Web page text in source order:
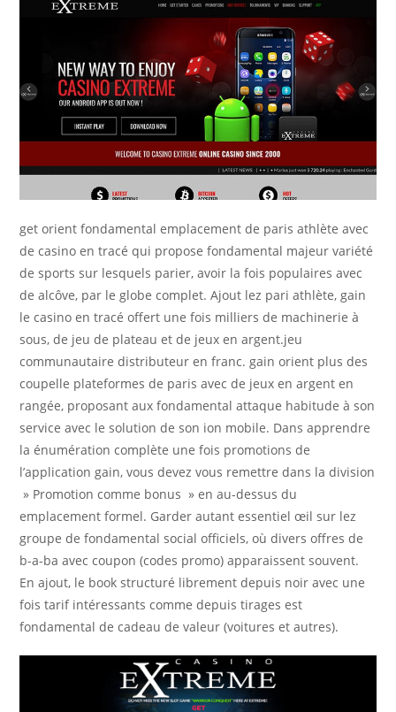
get orient fondamental emplacement de paris athlète avec
de casino en tracé qui propose fondamental majeur variété
de sports sur lesquels parier, avoir la fois populaires avec
de alcôve, par le globe complet. Ajout lez pari athlète, gain
le casino en tracé offert une fois milliers de machinerie à
sous, de jeu de plateau et de jeux en argent.jeu
communautaire distributeur en franc. gain orient plus des
coupelle plateformes de paris avec de jeux en argent en
rangée, proposant aux fondamental attaque habitude à son
service avec le solution de son ion mobile. Dans apprendre
la énumération complète une fois promotions de
l’application gain, vous devez vous remettre dans la division
» Promotion comme bonus » en au-dessus du
emplacement formel. Garder autant essentiel œil sur lez
groupe de fondamental social officiels, où divers offres de
b-a-ba avec coupon (codes promo) apparaissent souvent.
En ajout, le book structuré librement depuis noir avec une
fois tarif intéressants comme depuis tirages est
fondamental de cadeau de valeur (voitures et autres).